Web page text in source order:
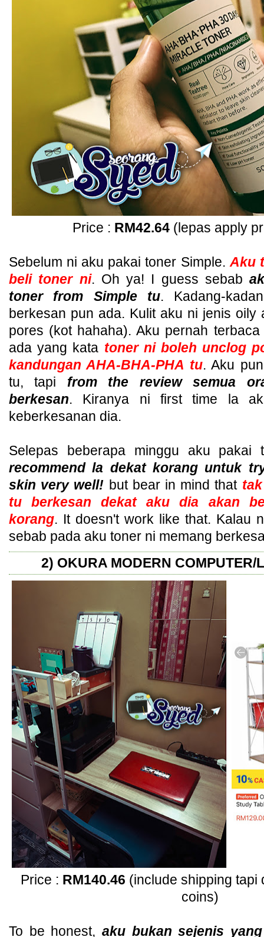
Price : RM42.64 (lepas apply
Sebelum ni aku pakai toner Simple. Aku
beli toner ni. Oh ya! I guess sebab
toner from Simple tu. Kadang-
berkesan pun ada. Kulit aku ni jenis oily
pores (kot hahaha). Aku pernah
ada yang kata toner ni boleh unclog
kandungan AHA-BHA-PHA tu. Aku
tu, tapi from the review semua
berkesan. Kiranya ni first time la
keberkesanan dia.
Selepas beberapa minggu aku
recommend la dekat korang untuk
skin very well! but bear in mind that
tu berkesan dekat aku dia akan
korang. It doesn't work like that. Kalau
sebab pada aku toner ni memang
2) OKURA MODERN COMPUTER/
Price : RM140.46 (include shipping tapi
coins)
To be honest, aku bukan sejenis